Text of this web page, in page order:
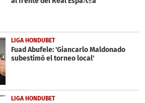
LIGA HONDUBET
Fuad Abufele: 'Giancarlo Maldonado
subestimó el torneo local'
LIGA HONDUBET